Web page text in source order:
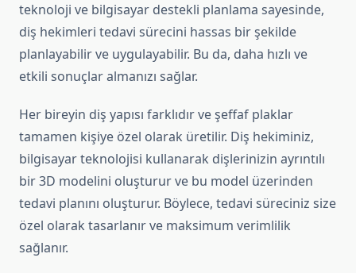
teknoloji ve bilgisayar destekli planlama sayesinde,
diş hekimleri tedavi sürecini hassas bir şekilde
planlayabilir ve uygulayabilir. Bu da, daha hızlı ve
etkili sonuçlar almanızı sağlar.
Her bireyin diş yapısı farklıdır ve şeffaf plaklar
tamamen kişiye özel olarak üretilir. Diş hekiminiz,
bilgisayar teknolojisi kullanarak dişlerinizin ayrıntılı
bir 3D modelini oluşturur ve bu model üzerinden
tedavi planını oluşturur. Böylece, tedavi süreciniz size
özel olarak tasarlanır ve maksimum verimlilik
sağlanır.